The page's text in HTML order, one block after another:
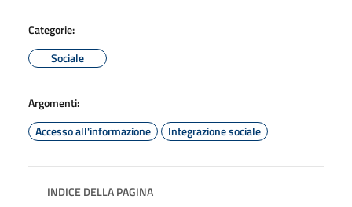
Categorie:
Sociale
Argomenti:
Accesso all'informazione
Integrazione sociale
INDICE DELLA PAGINA